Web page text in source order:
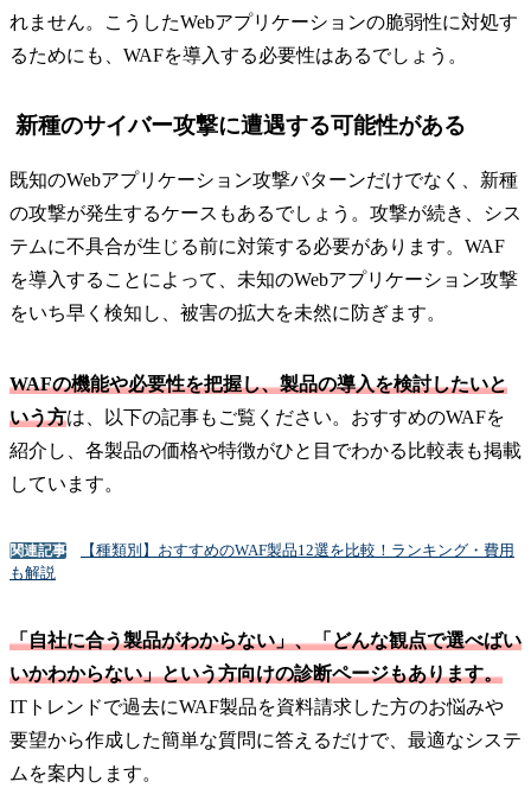
れません。こうしたWebアプリケーションの脆弱性に対処す
るためにも、WAFを導入する必要性はあるでしょう。
新種のサイバー攻撃に遭遇する可能性がある
既知のWebアプリケーション攻撃パターンだけでなく、新種
の攻撃が発生するケースもあるでしょう。攻撃が続き、シス
テムに不具合が生じる前に対策する必要があります。WAF
を導入することによって、未知のWebアプリケーション攻撃
をいち早く検知し、被害の拡大を未然に防ぎます。
WAFの機能や必要性を把握し、製品の導入を検討したいと
いう方は、以下の記事もご覧ください。おすすめのWAFを
紹介し、各製品の価格や特徴がひと目でわかる比較表も掲載
しています。
関連記事
【種類別】おすすめのWAF製品12選を比較！ランキング・費用
も解説
「自社に合う製品がわからない」、「どんな観点で選べばい
いかわからない」という方向けの診断ページもあります。
ITトレンドで過去にWAF製品を資料請求した方のお悩みや
要望から作成した簡単な質問に答えるだけで、最適なシステ
ムを案内します。